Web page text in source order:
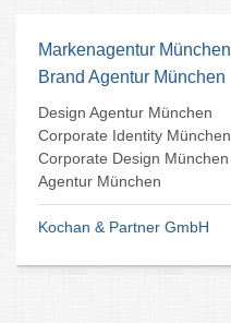
Markenagentur München
Brand Agentur München
Design Agentur München
Corporate Identity München
Corporate Design München
Agentur München
Kochan & Partner GmbH